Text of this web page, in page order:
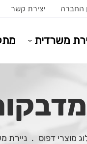
החברה יצירת קשר
משרדית
מוצרי דפוס . ניירת